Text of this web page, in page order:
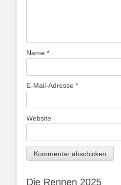
Name *
E-Mail-Adresse *
Website
Die Rennen 2025